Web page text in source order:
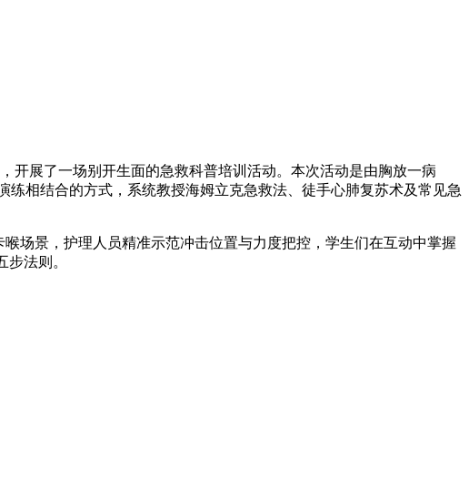
开展了一场别开生面的急救科普培训活动。本次活动是由胸放一病
相结合的方式，系统教授海姆立克急救法、徒手心肺复苏术及常见急
场景，护理人员精准示范冲击位置与力度把控，学生们在互动中掌握
法则。